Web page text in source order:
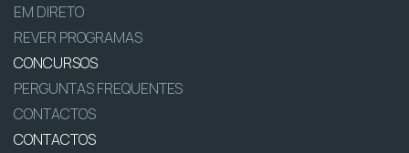
EM DIRETO
REVER PROGRAMAS
CONCURSOS
PERGUNTAS FREQUENTES
CONTACTOS
CONTACTOS